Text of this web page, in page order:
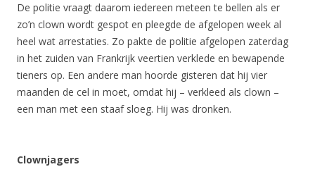
De politie vraagt daarom iedereen meteen te bellen als er
zo’n clown wordt gespot en pleegde de afgelopen week al
heel wat arrestaties. Zo pakte de politie afgelopen zaterdag
in het zuiden van Frankrijk veertien verklede en bewapende
tieners op. Een andere man hoorde gisteren dat hij vier
maanden de cel in moet, omdat hij – verkleed als clown –
een man met een staaf sloeg. Hij was dronken.
Clownjagers